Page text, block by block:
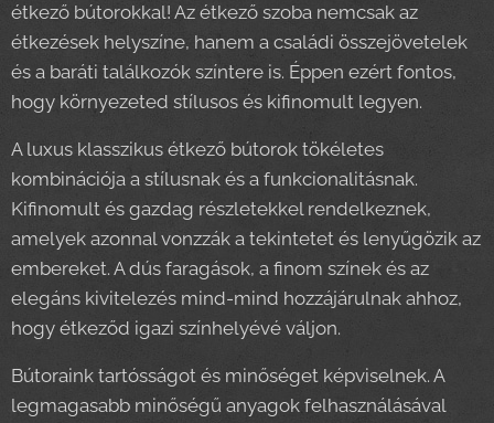
étkező bútorokkal! Az étkező szoba nemcsak az
étkezések helyszíne, hanem a családi összejövetelek
és a baráti találkozók színtere is. Éppen ezért fontos,
hogy környezeted stílusos és kifinomult legyen.
A luxus klasszikus étkező bútorok tökéletes
kombinációja a stílusnak és a funkcionalitásnak.
Kifinomult és gazdag részletekkel rendelkeznek,
amelyek azonnal vonzzák a tekintetet és lenyűgözik az
embereket. A dús faragások, a finom színek és az
elegáns kivitelezés mind-mind hozzájárulnak ahhoz,
hogy étkeződ igazi színhelyévé váljon.
Bútoraink tartósságot és minőséget képviselnek. A
legmagasabb minőségű anyagok felhasználásával